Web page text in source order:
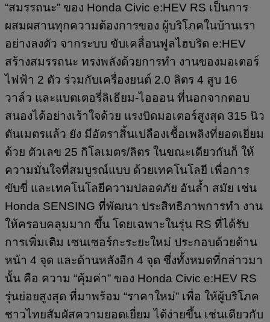
“สมรรถนะ” ของ Honda Civic e:HEV RS เป็นการ
ผสมผสานทุกความต้องการของ ผู้บริโภคในบ้านเรา
อย่างลงตัว จากระบบ ขับเคลื่อนฟูลไฮบริด e:HEV
สร้างสมรรถนะ ทรงพลังด้วยการทำ งานของมอเตอร์
ไฟฟ้า 2 ตัว ร่วมกับเครื่องยนต์ 2.0 ลิตร 4 สูบ 16
วาล์ว และแบตเตอรี่ลิเธียม-ไอออน ที่นอกจากตอบ
สนองได้อย่างเร้าใจด้วย แรงบิดมอเตอร์สูงสุด 315 นิว
ตันเมตรแล้ว ยัง มีอัตราสิ้นเปลืองเชื้อเพลิงที่ยอดเยี่ยม
ด้วย ตัวเลข 25 กิโลเมตร/ลิตร ในขณะเดียวกันก็ ให้
ความมั่นใจที่สมบูรณ์แบบ ด้วยเทคโนโลยี เพื่อการ
ขับขี่ และเทคโนโลยีความปลอดภัย อันล้ำ สมัย เช่น
Honda SENSING ที่พัฒนา ประสิทธิภาพการทำ งาน
ให้ครอบคลุมมาก ขึ้น โดยเฉพาะในรุ่น RS ที่ได้รับ
การเพิ่มเติม เซนเซอร์กะระยะใหม่ ประกอบด้วยด้าน
หน้า 4 จุด และด้านหลังอีก 4 จุด ซึ่งทั้งหมดที่กล่าวมา
นั้น คือ ความ “คุ้มค่า” ของ Honda Civic e:HEV RS
รุ่นย่อยสูงสุด ที่มาพร้อม “ราคาใหม่” เพื่อ ให้ผู้บริโภค
ชาวไทยสัมผัสความยอดเยี่ยม ได้ง่ายขึ้น เช่นเดียวกับ